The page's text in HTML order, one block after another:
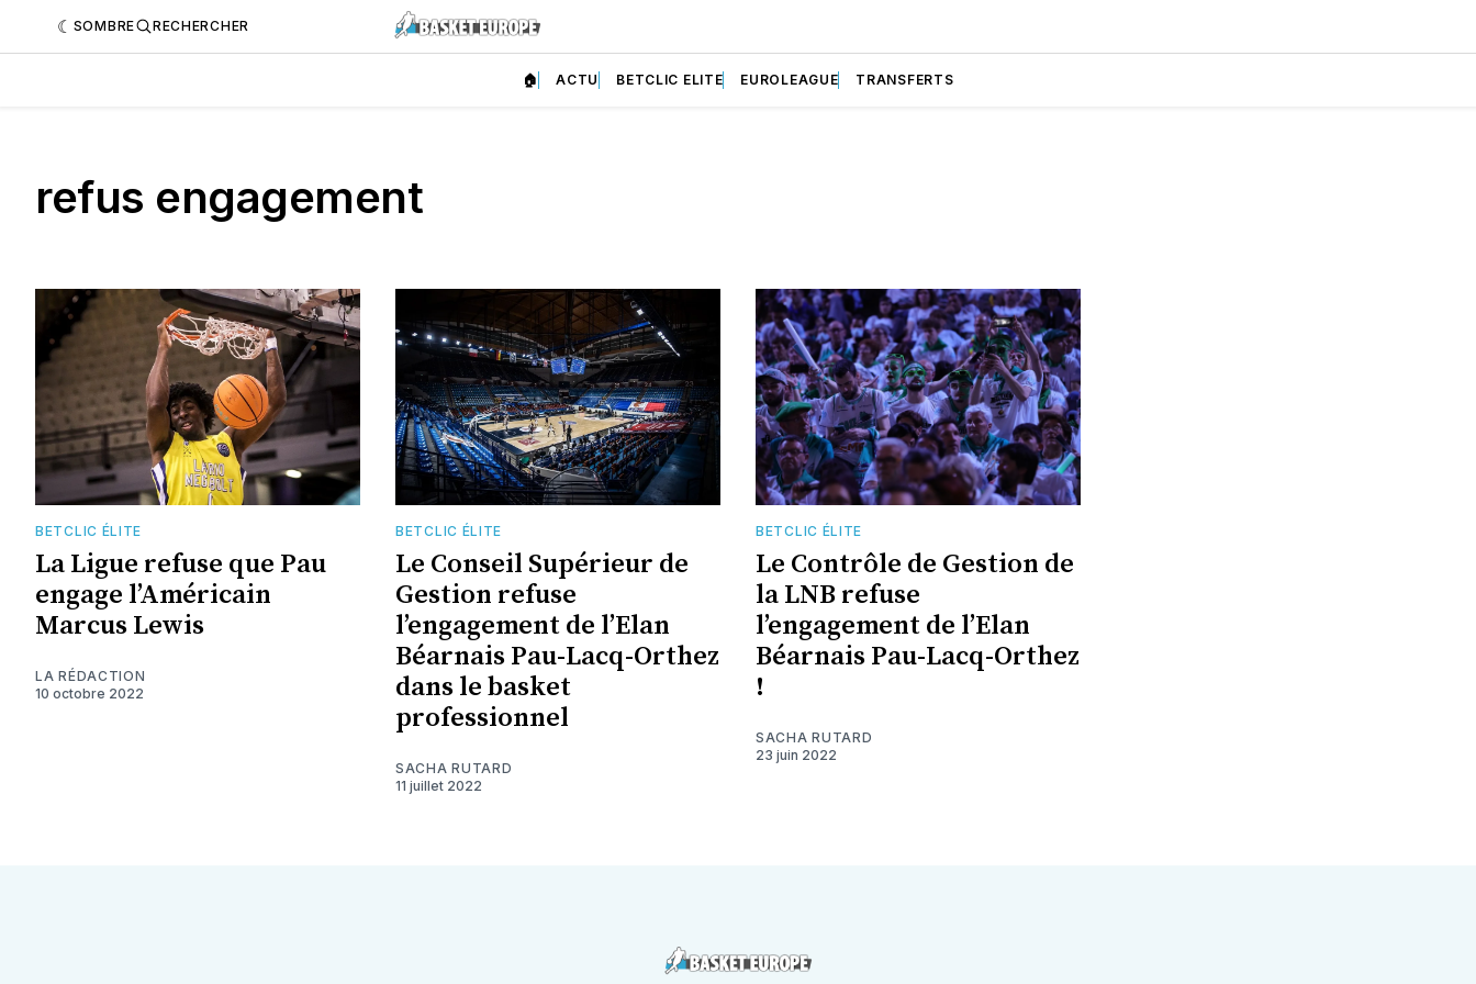
SOMBRE RECHERCHER
🏠 ACTU BETCLIC ELITE EUROLEAGUE TRANSFERTS
refus engagement
BETCLIC ÉLITE
La Ligue refuse que Pau
engage l’Américain
Marcus Lewis
LA RÉDACTION
10 octobre 2022
BETCLIC ÉLITE
Le Conseil Supérieur de
Gestion refuse
l’engagement de l’Elan
Béarnais Pau-Lacq-Orthez
dans le basket
professionnel
SACHA RUTARD
11 juillet 2022
BETCLIC ÉLITE
Le Contrôle de Gestion de
la LNB refuse
l’engagement de l’Elan
Béarnais Pau-Lacq-Orthez
!
SACHA RUTARD
23 juin 2022